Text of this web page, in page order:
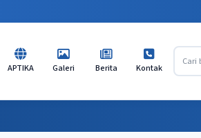
APTIKA Galeri Berita Kontak